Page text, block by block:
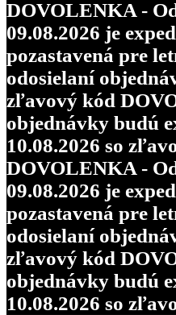
DOVOLENKA -
09.08.2026 je
pozastavená pre
odosielaní
zľavový kód
objednávky budú
10.08.2026 so
DOVOLENKA -
09.08.2026 je
pozastavená pre
odosielaní
zľavový kód
objednávky budú
10.08.2026 so